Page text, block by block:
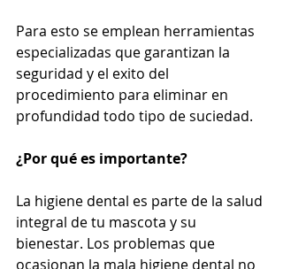
Para esto se emplean herramientas
especializadas que garantizan la
seguridad y el exito del
procedimiento para eliminar en
profundidad todo tipo de suciedad.
¿Por qué es importante?
La higiene dental es parte de la salud
integral de tu mascota y su
bienestar. Los problemas que
ocasionan la mala higiene dental no